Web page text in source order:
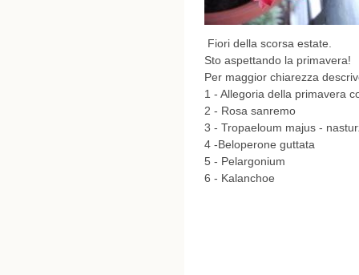
Fiori della scorsa estate.
Sto aspettando la primavera!
Per maggior chiarezza
1 - Allegoria della primavera
2 - Rosa sanremo
3 - Tropaeloum majus -
4 -Beloperone guttata
5 - Pelargonium
6 - Kalanchoe